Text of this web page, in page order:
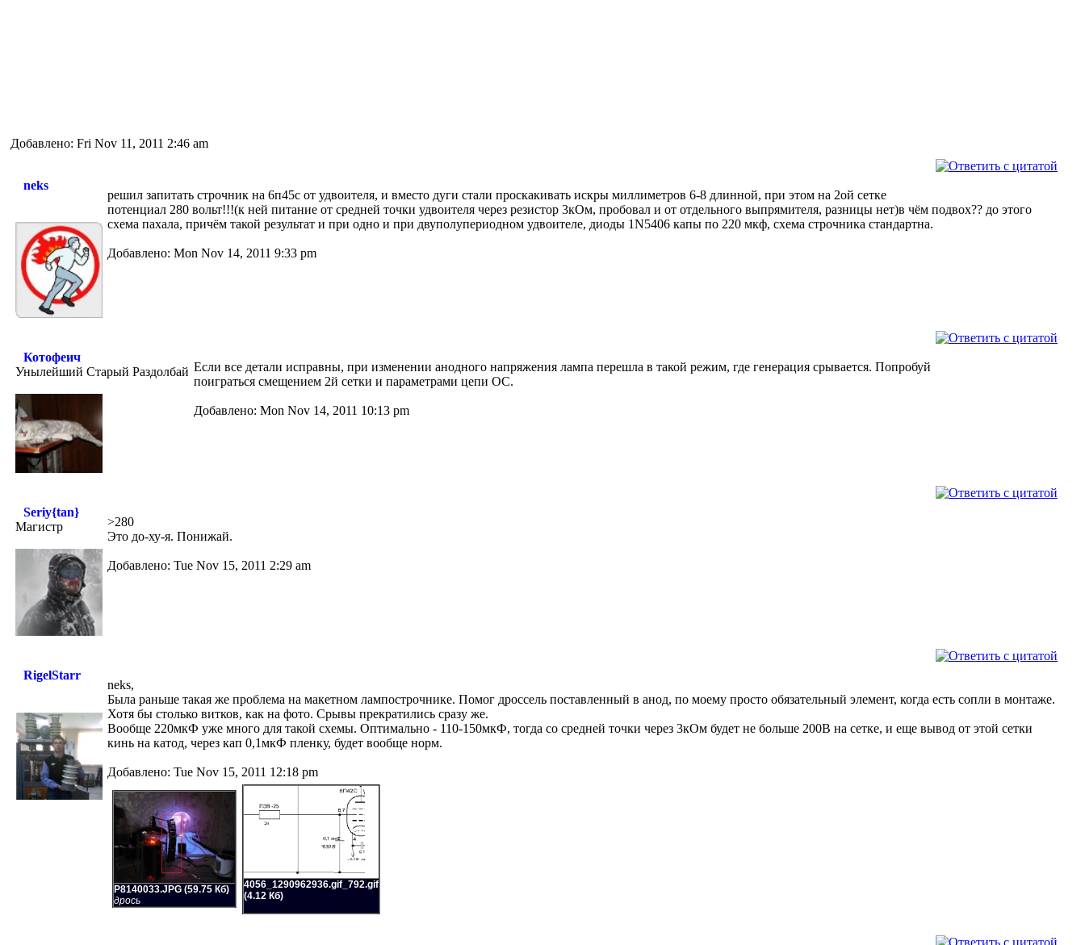
Добавлено: Fri Nov 11, 2011 2:46 am
neks
решил запитать строчник на 6п45с от удвоителя, и вместо дуги стали проскакивать искры миллиметров 6-8 длинной, при этом на 2ой сетке
потенциал 280 вольт!!!(к ней питание от средней точки удвоителя через резистор 3кОм, пробовал и от отдельного выпрямителя, разницы нет)в чём подвох?? до этого
схема пахала, причём такой результат и при одно и при двуполупериодном удвоителе, диоды 1N5406 капы по 220 мкф, схема строчника стандартна.
Добавлено: Mon Nov 14, 2011 9:33 pm
Котофеич
Унылейший Старый Раздолбай Если все детали исправны, при изменении анодного напряжения лампа перешла в такой режим, где генерация срывается. Попробуй
поиграться смещением 2й сетки и параметрами цепи ОС.
Добавлено: Mon Nov 14, 2011 10:13 pm
Seriy{tan}
Магистр
>280
Это до-ху-я. Понижай.
Добавлено: Tue Nov 15, 2011 2:29 am
RigelStarr
neks,
Была раньше такая же проблема на макетном лампострочнике. Помог дроссель поставленный в анод, по моему просто обязательный элемент, когда есть сопли в монтаже.
Хотя бы столько витков, как на фото. Срывы прекратились сразу же.
Вообще 220мкФ уже много для такой схемы. Оптимально - 110-150мкФ, тогда со средней точки через 3кОм будет не больше 200В на сетке, и еще вывод от этой сетки
кинь на катод, через кап 0,1мкФ пленку, будет вообще норм.
Добавлено: Tue Nov 15, 2011 12:18 pm
P8140033.JPG (59.75 Кб)
дрось
4056_1290962936.gif_792.gif
(4.12 Кб)